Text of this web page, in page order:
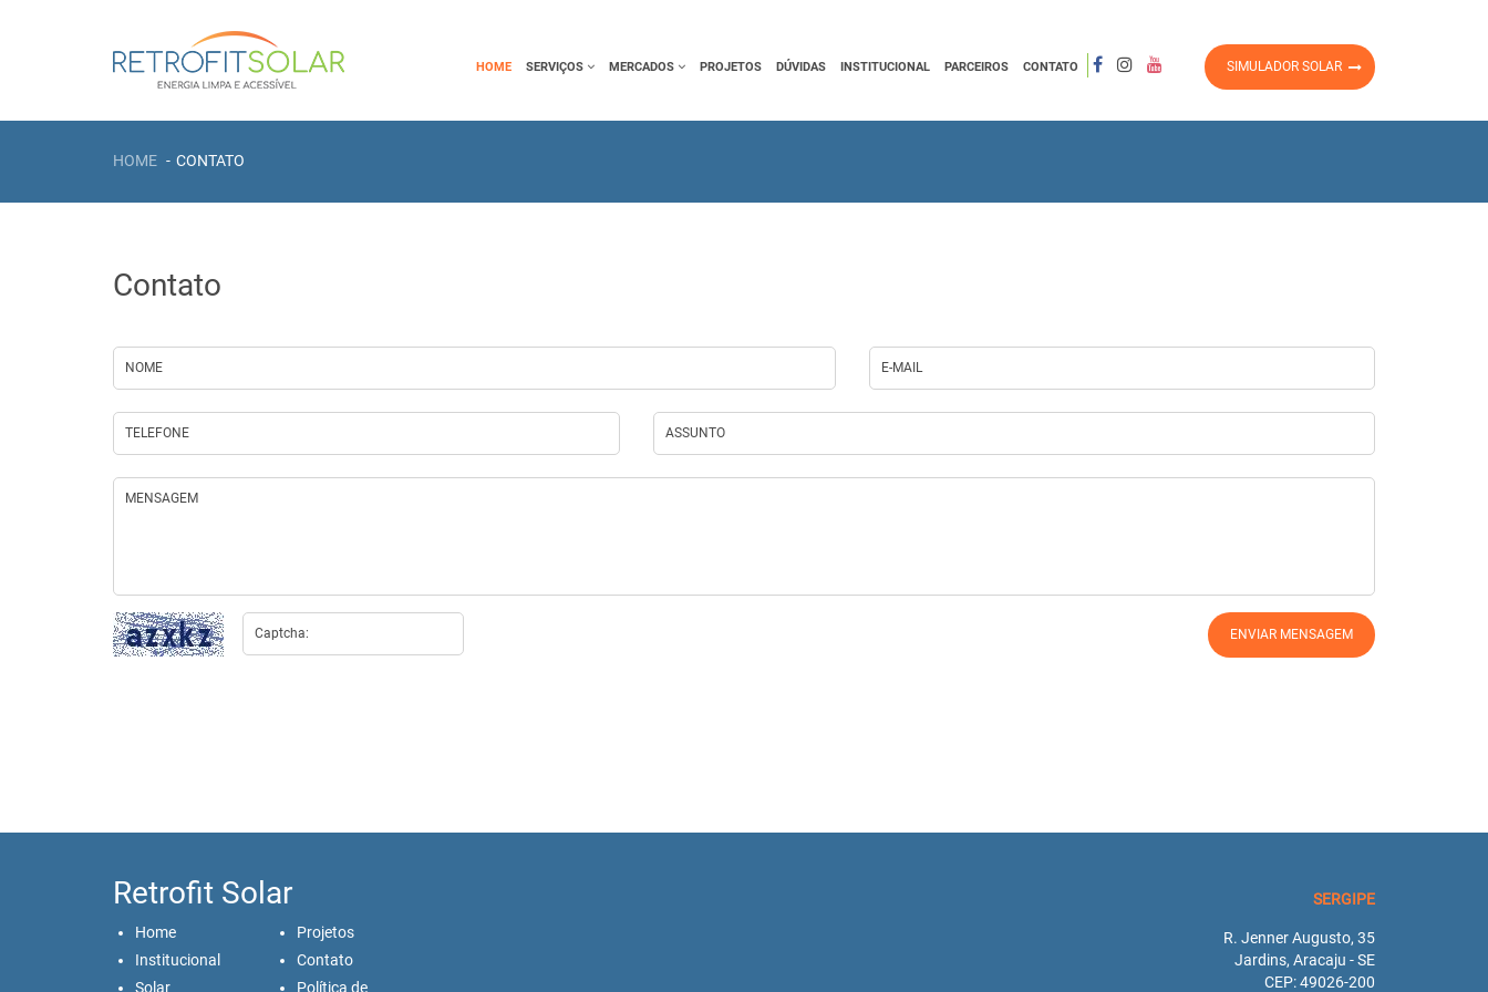
HOME SERVIÇOS MERCADOS PROJETOS DÚVIDAS INSTITUCIONAL PARCEIROS CONTATO SIMULADOR SOLAR
HOME CONTATO
Contato
Retrofit Solar
Home
Institucional
Solar
Projetos
Contato
Política de
SERGIPE
R. Jenner Augusto, 35
Jardins, Aracaju - SE
CEP: 49026-200